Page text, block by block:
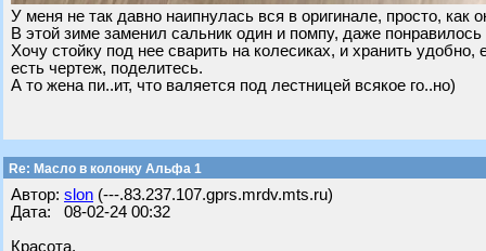
У меня не так давно наипнулась вся в оригинале, просто,
В этой зиме заменил сальник один и помпу, даже
Хочу стойку под нее сварить на колесиках, и хранить
есть чертеж, поделитесь.
А то жена пи..ит, что валяется под лестницей всякое го..но)
Re: Масло в колонку Альфа 1
Автор: slon (---.83.237.107.gprs.mrdv.mts.ru)
Дата: 08-02-24 00:32
Красота.